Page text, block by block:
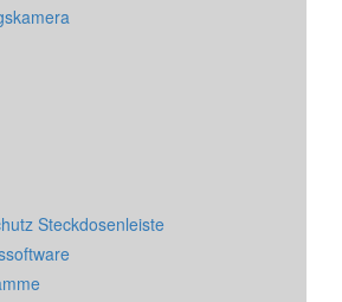
Steckdosenleiste